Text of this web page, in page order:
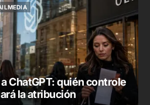
ChatGPT: quién controle
la atribución